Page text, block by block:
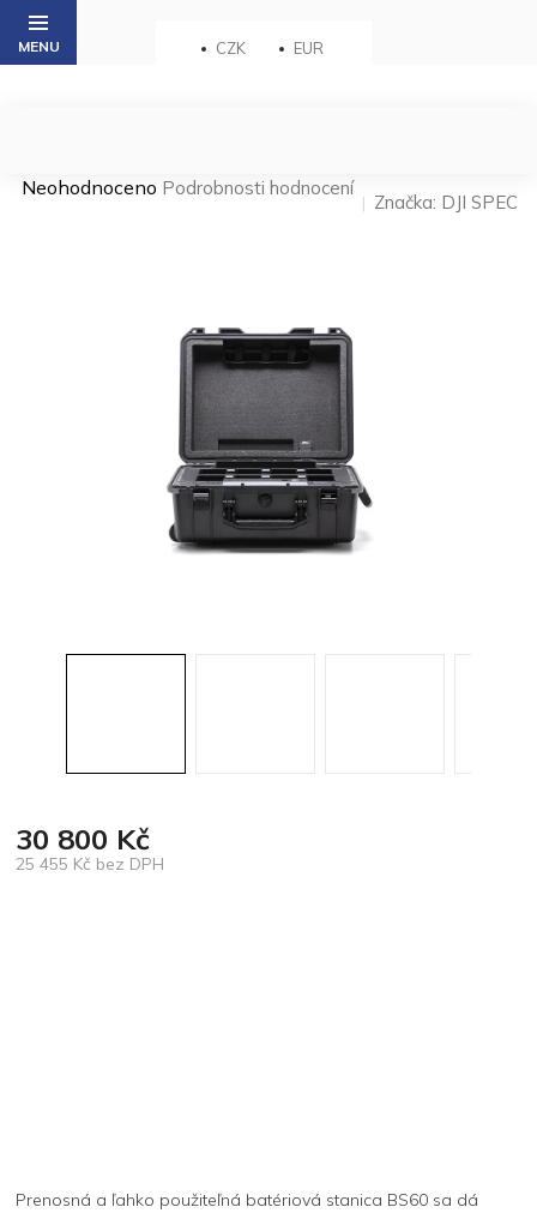
Přejít
obsah
CZK EUR
Průměrné
Neohodnoceno Podrobnosti hodnocení
Značka: DJI SPEC
30 800 Kč
25 455 Kč bez DPH
Prenosná a ľahko použiteľná batériová stanica BS60 sa dá